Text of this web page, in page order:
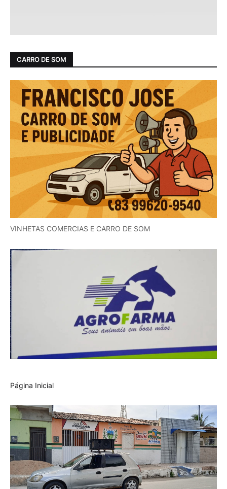
CARRO DE SOM
VINHETAS COMERCIAS E CARRO DE SOM
Página Inicial